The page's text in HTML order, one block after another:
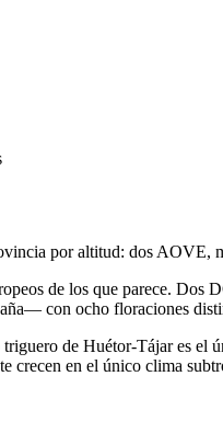
por altitud: dos AOVE,
de los que parece.
con ocho floraciones
de Huétor-Tájar es el
crecen en el único clima